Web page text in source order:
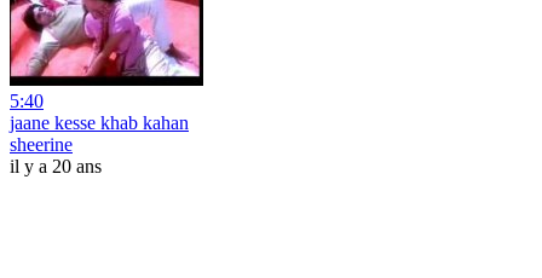
5:40
jaane kesse khab kahan
sheerine
il y a 20 ans